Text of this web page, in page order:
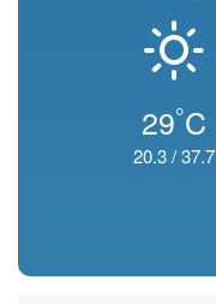
29°C
20.3/37.7